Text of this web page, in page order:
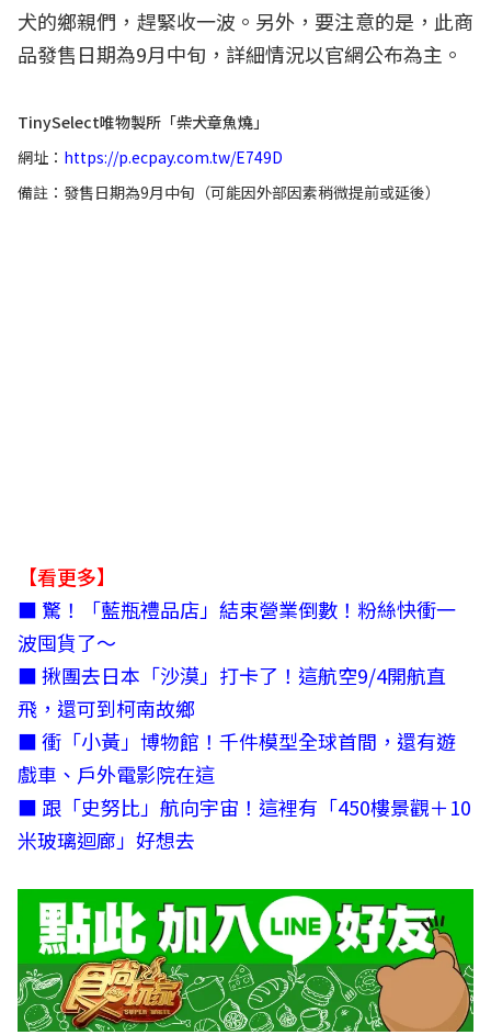
犬的鄉親們，趕緊收一波。另外，要注意的是，此商
品發售日期為9月中旬，詳細情況以官網公布為主。
TinySelect唯物製所「柴犬章魚燒」
網址： https://p.ecpay.com.tw/E749D
備註：發售日期為9月中旬（可能因外部因素稍微提前或延後）
【看更多】
■ 驚！「藍瓶禮品店」結束營業倒數！粉絲快衝一
波囤貨了～
■揪團去日本「沙漠」打卡了！這航空9/4開航直
飛，還可到柯南故鄉
■衝「小黃」博物館！千件模型全球首間，還有遊
戲車、戶外電影院在這
■ 跟「史努比」航向宇宙！這裡有「450樓景觀＋10
米玻璃迴廊」好想去